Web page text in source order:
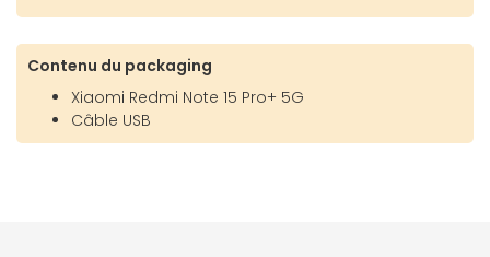
Contenu du packaging
Xiaomi Redmi Note 15 Pro+ 5G
Câble USB